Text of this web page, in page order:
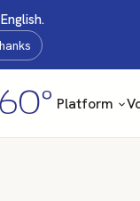
Platform